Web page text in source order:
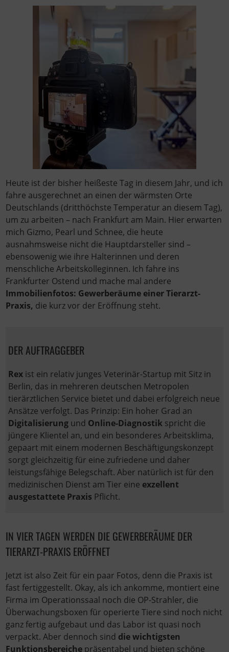
Heute ist der bisher heißeste Tag in diesem Jahr, und ich
fahre ausgerechnet an einen der wärmsten Orte
Deutschlands (dritthöchste Temperatur an diesem Tag),
um zu arbeiten – nach Frankfurt am Main. Hier erwarten
mich Gizmo, Pearl und Schnee, die heute
ausnahmsweise nicht die Hauptdarsteller sind –
ebensowenig wie ihre Halterinnen und deren
menschliche Arbeitskolleginnen. Ich fahre ins
Frankfurter Ostend und mache mal andere
Immobilienfotos: Gewerberäume einer Tierarzt-
Praxis, die kurz vor der Eröffnung steht.
DER AUFTRAGGEBER
Rex ist ein relativ junges Veterinär-Startup mit Sitz in
Berlin, das in mehreren deutschen Metropolen
tierärztlichen Service bietet und dabei erfolgreich neue
Ansätze verfolgt. Das Prinzip: Ein hoher Grad an
Digitalisierung und Online-Diagnostik spricht die
jüngere Klientel an, und ein besonderes Arbeitsklima,
gepaart mit einem modernen Beschäftigungskonzept
sorgt gleichzeitig für eine zufriedene und daher
leistungsfähige Belegschaft. Aber natürlich ist für den
medizinischen Dienst am Tier eine exzellent
ausgestattete Praxis Pflicht.
IN VIER TAGEN WERDEN DIE GEWERBERÄUME DER
TIERARZT-PRAXIS ERÖFFNET
Jetzt ist also Zeit für ein paar Fotos, denn die Praxis ist
fast fertiggestellt. Okay, als ich ankomme, montiert eine
Firma im Operationssaal noch die OP-Strahler, die
Überwachungsboxen für operierte Tiere sind noch nicht
ganz fertig aufgebaut und das Labor ist quasi noch
verpackt. Aber dennoch sind die wichtigsten
Funktionsbereiche präsentabel und bieten schöne